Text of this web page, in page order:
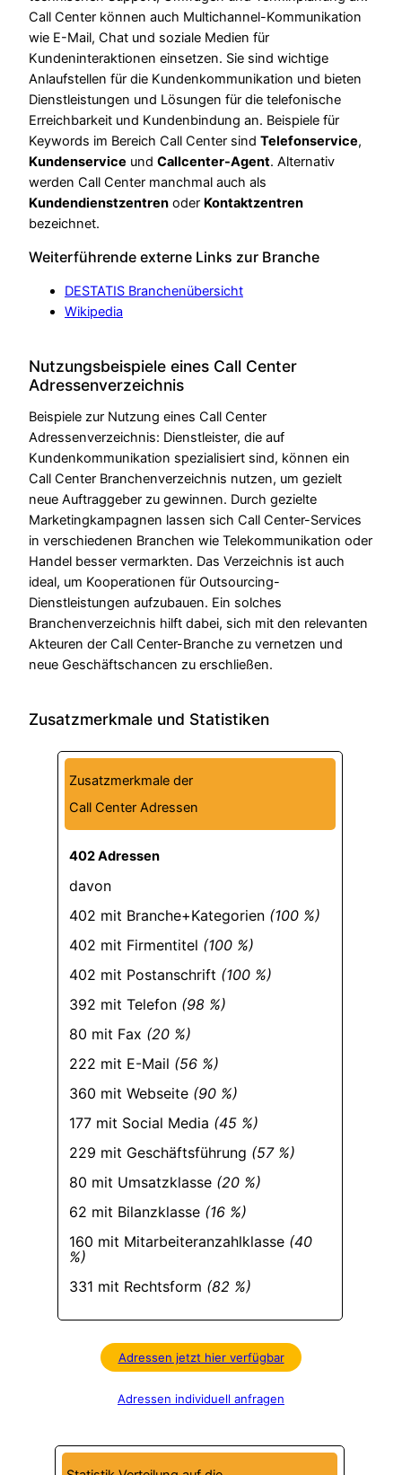
Call Center können auch Multichannel-Kommunikation
wie E-Mail, Chat und soziale Medien für
Kundeninteraktionen einsetzen. Sie sind wichtige
Anlaufstellen für die Kundenkommunikation und bieten
Dienstleistungen und Lösungen für die telefonische
Erreichbarkeit und Kundenbindung an. Beispiele für
Keywords im Bereich Call Center sind Telefonservice,
Kundenservice und Callcenter-Agent. Alternativ
werden Call Center manchmal auch als
Kundendienstzentren oder Kontaktzentren
bezeichnet.
Weiterführende externe Links zur Branche
DESTATIS Branchenübersicht
Wikipedia
Nutzungsbeispiele eines Call Center
Adressenverzeichnis
Beispiele zur Nutzung eines Call Center
Adressenverzeichnis: Dienstleister, die auf
Kundenkommunikation spezialisiert sind, können ein
Call Center Branchenverzeichnis nutzen, um gezielt
neue Auftraggeber zu gewinnen. Durch gezielte
Marketingkampagnen lassen sich Call Center-Services
in verschiedenen Branchen wie Telekommunikation oder
Handel besser vermarkten. Das Verzeichnis ist auch
ideal, um Kooperationen für Outsourcing-
Dienstleistungen aufzubauen. Ein solches
Branchenverzeichnis hilft dabei, sich mit den relevanten
Akteuren der Call Center-Branche zu vernetzen und
neue Geschäftschancen zu erschließen.
Zusatzmerkmale und Statistiken
Zusatzmerkmale der
Call Center Adressen
402 Adressen
davon
402 mit Branche+Kategorien (100 %)
402 mit Firmentitel (100 %)
402 mit Postanschrift (100 %)
392 mit Telefon (98 %)
80 mit Fax (20 %)
222 mit E-Mail (56 %)
360 mit Webseite (90 %)
177 mit Social Media (45 %)
229 mit Geschäftsführung (57 %)
80 mit Umsatzklasse (20 %)
62 mit Bilanzklasse (16 %)
160 mit Mitarbeiteranzahlklasse (40
%)
331 mit Rechtsform (82 %)
Adressen jetzt hier verfügbar
Adressen individuell anfragen